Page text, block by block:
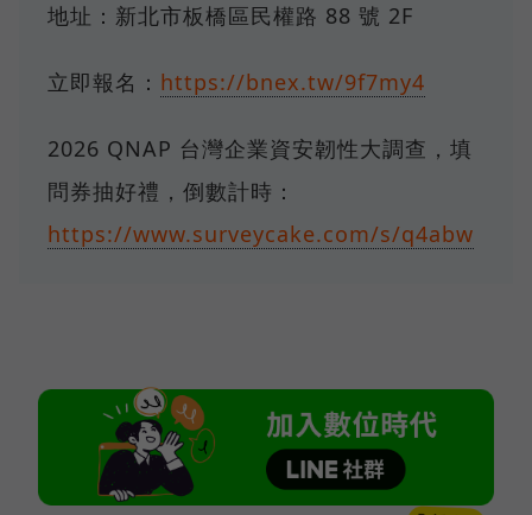
地址：新北市板橋區民權路 88 號 2F
立即報名： https://bnex.tw/9f7my4
2026 QNAP 台灣企業資安韌性大調查，填
問券抽好禮，倒數計時：
https://www.surveycake.com/s/q4abw